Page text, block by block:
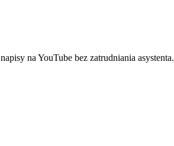
na YouTube bez zatrudniania asystenta.